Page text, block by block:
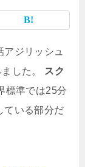
ジリッシュ
した。
スク
標準では25分
ている部分だ